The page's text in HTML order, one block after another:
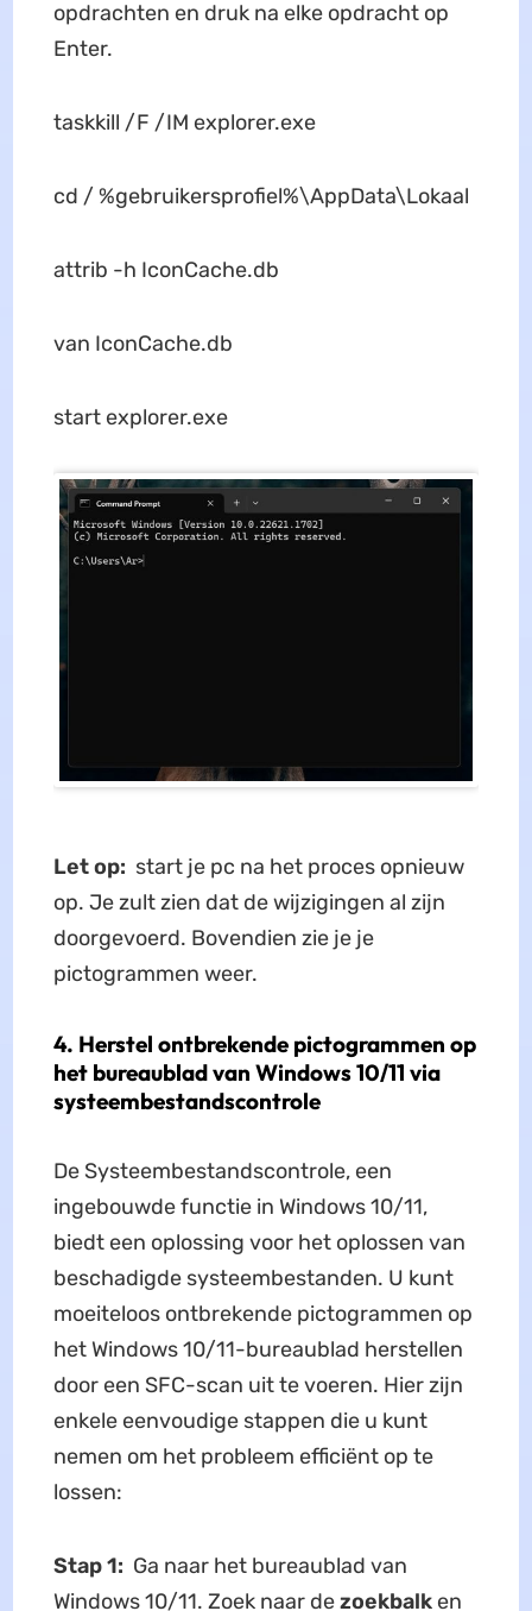
opdrachten en druk na elke opdracht op
Enter.
taskkill /F /IM explorer.exe
cd / %gebruikersprofiel%\AppData\Lokaal
attrib -h IconCache.db
van IconCache.db
start explorer.exe
Let op: start je pc na het proces opnieuw
op. Je zult zien dat de wijzigingen al zijn
doorgevoerd. Bovendien zie je je
pictogrammen weer.
4. Herstel ontbrekende pictogrammen op
het bureaublad van Windows 10/11 via
systeembestandscontrole
De Systeembestandscontrole, een
ingebouwde functie in Windows 10/11,
biedt een oplossing voor het oplossen van
beschadigde systeembestanden. U kunt
moeiteloos ontbrekende pictogrammen op
het Windows 10/11-bureaublad herstellen
door een SFC-scan uit te voeren. Hier zijn
enkele eenvoudige stappen die u kunt
nemen om het probleem efficiënt op te
lossen:
Stap 1: Ga naar het bureaublad van
Windows 10/11. Zoek naar dezoekbalken